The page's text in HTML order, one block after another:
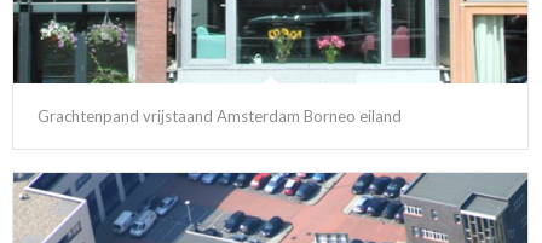
Grachtenpand vrijstaand Amsterdam Borneo eiland